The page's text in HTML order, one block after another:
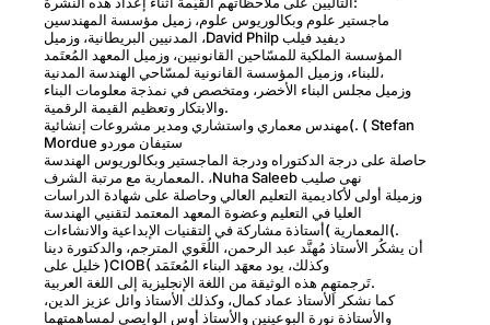
ماجستير علوم وبكالوريوس علوم، زميل مؤسسة المهندسين
المدنيين البريطانية، وزميل ،David Philp ديفيد فيلب
المؤسسة الملكية للمسّاحين القانونيين، وزميل المعهد المُعتَمد
للبناء، وزميل المؤسسة القانونية لمسّاحي الهندسة المدنية،
وزميل مجلس البناء الأخضر، ومتخصص في نمذجة معلومات البناء
والابتكار وتعظيم القيمة الرقمية.
مهندس معماري واستشاري ومدير مشروعات إنشائية(. ( Stefan
Mordue ستيفان موردو
حاصلة على درجة الدكتوراه ودرجة الماجستير وبكالوريوس الهندسة
المعمارية مع مرتبة الشرف. ،Nuha Saleeb نهى صليب
وزميلة أولى لأكاديمية التعليم العالي وحاصلة على شهادة الدراسات
العليا في التعليم وعضوة المعهد المعتمد لتقنيي الهندسة
المعمارية )أستاذة مشاركة في التقنيات الإبداعية والانشاءات(.
أن يشكُر الأستاذ مُهنَّد عبد الرحمن، اللُغَوي المترجم، والدكتورة دينا
خليل على )CIOB( وكذلك، يود معهَد البناء المُعتَمَد
تَرجمتهِم هذه الوثيقة من اللغة الإنجليزية إلى اللغة العربية.
كما نشكر الأستاذ عماد كمال، وكذلك الأستاذ وائل عزيز الدين،
والأستاذة نورة البوعينين والأستاذ أوس الوايصي لمساهمتهما